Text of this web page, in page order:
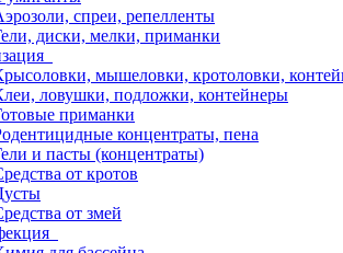
спреи, репелленты
диски, мелки, приманки
мышеловки, кротоловки,
ловушки, подложки, контейнеры
приманки
концентраты, пена
и пасты (концентраты)
от кротов
от змей